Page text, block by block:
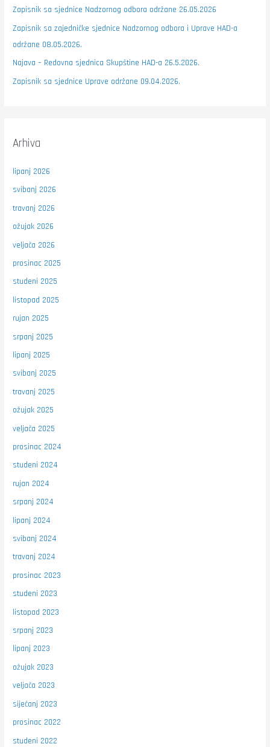
Zapisnik sa sjednice Nadzornog odbora održane 26.05.2026
Zapisnik sa zajedničke sjednice Nadzornog odbora i Uprave HAD-a
održane 08.05.2026.
Najava – Redovna sjednica Skupštine HAD-a 26.5.2026.
Zapisnik sa sjednice Uprave održane 09.04.2026.
Arhiva
lipanj 2026
svibanj 2026
travanj 2026
ožujak 2026
veljača 2026
prosinac 2025
studeni 2025
listopad 2025
rujan 2025
srpanj 2025
lipanj 2025
svibanj 2025
travanj 2025
ožujak 2025
veljača 2025
prosinac 2024
studeni 2024
rujan 2024
srpanj 2024
lipanj 2024
svibanj 2024
travanj 2024
prosinac 2023
studeni 2023
listopad 2023
srpanj 2023
lipanj 2023
ožujak 2023
veljača 2023
siječanj 2023
prosinac 2022
studeni 2022